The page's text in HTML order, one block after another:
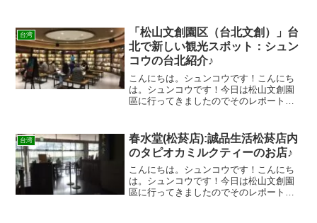
台湾
「松山文創園区（台北文創）」台
北で新しい観光スポット：シュン
コウの台北紹介♪
こんにちは。シュンコウです！こんにち
は。シュンコウです！今日は松山文創園
區に行ってきましたのでそのレポートの
政府駅」です。警察署を目印に歩くと着
きます。大体徒歩で5...
台湾
春水堂(松菸店):誠品生活松菸店内
のタピオカミルクティーのお店♪
こんにちは。シュンコウです！こんにち
は。シュンコウです！今日は松山文創園
區に行ってきましたのでそのレポートの